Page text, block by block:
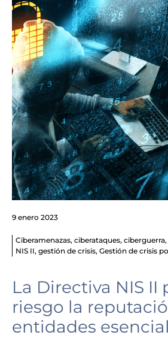
9 enero 2023
Ciberamenazas, ciberataques, ciberguerra,
NIS II, gestión de crisis, Gestión de crisis
La Directiva NIS II
riesgo la
entidades